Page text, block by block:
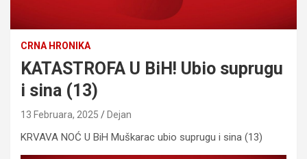
CRNA HRONIKA
KATASTROFA U BiH! Ubio suprugu
i sina (13)
13 Februara, 2025 Dejan
KRVAVA NOĆ U BiH Muškarac ubio suprugu i sina (13)